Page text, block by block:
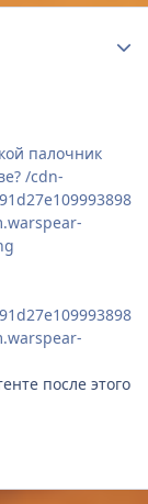
палочник
/cdn-
после этого